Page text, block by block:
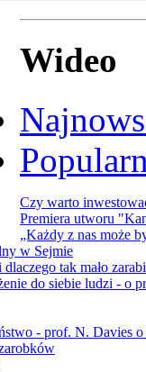
Wideo
Czy warto
Premiera utworu
„Każdy z nas może
w Sejmie
tak mało
do siebie ludzi - o
- prof. N. Davies